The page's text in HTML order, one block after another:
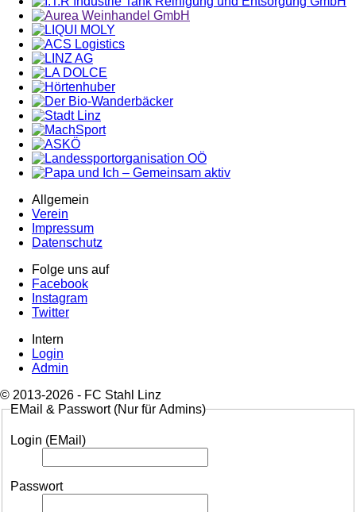
Allgemein
Verein
Impressum
Datenschutz
Folge uns auf
Facebook
Instagram
Twitter
Intern
Login
Admin
© 2013-2026 - FC Stahl Linz
EMail & Passwort (Nur für Admins)
Login (EMail)
Passwort